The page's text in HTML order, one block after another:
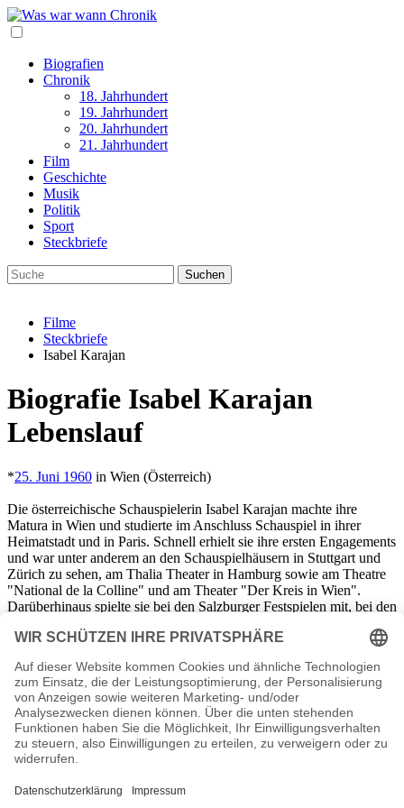
Biografien
Chronik
18. Jahrhundert
19. Jahrhundert
20. Jahrhundert
21. Jahrhundert
Film
Geschichte
Musik
Politik
Sport
Steckbriefe
Filme
Steckbriefe
Isabel Karajan
Biografie Isabel Karajan
Lebenslauf
*25. Juni 1960 in Wien (Österreich)
Die österreichische Schauspielerin Isabel Karajan machte ihre
Matura in Wien und studierte im Anschluss Schauspiel in ihrer
Heimatstadt und in Paris. Schnell erhielt sie ihre ersten Engagements
und war unter anderem an den Schauspielhäusern in Stuttgart und
Zürich zu sehen, am Thalia Theater in Hamburg sowie am Theatre
"National de la Colline" und am Theater "Der Kreis in Wien".
Darüberhinaus spielte sie bei den Salzburger Festspielen mit, bei den
im fernöstlichen Japan.
Produktionen zu sehen. So wurden mehrere SOKO-Folgen mit ihr
gedreht und auch in zwei Tatorten wirkte die Österreicherin mit.
Isabel Karajan Seiten, Kurzbio, Familie, verheiratet, Herkunft